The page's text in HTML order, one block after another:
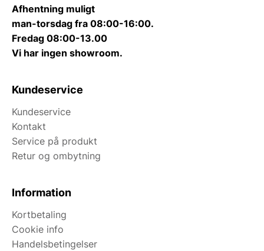
Afhentning muligt
man-torsdag fra 08:00-16:00.
Fredag 08:00-13.00
Vi har ingen showroom.
Kundeservice
Kundeservice
Kontakt
Service på produkt
Retur og ombytning
Information
Kortbetaling
Cookie info
Handelsbetingelser